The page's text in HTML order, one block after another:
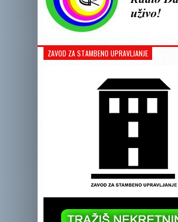
ZAVOD ZA STAMBENO UPRAVLJANJE